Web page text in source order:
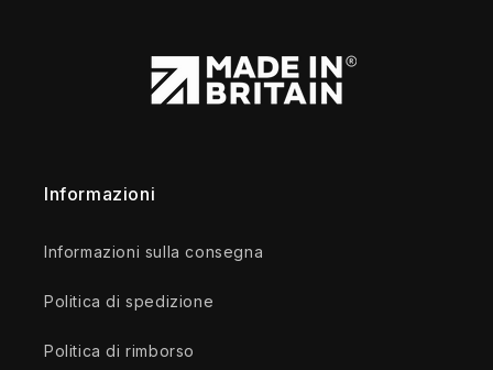
Informazioni
Informazioni sulla consegna
Politica di spedizione
Politica di rimborso